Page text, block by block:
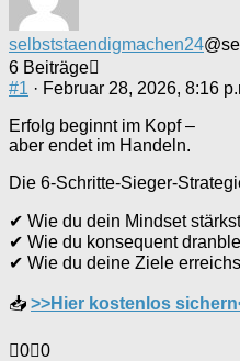
selbststaendigmachen24
6 Beiträge
#1 · Februar 28, 2026, 8:16
Erfolg beginnt im Kopf –
aber endet im Handeln.
Die 6-Schritte-Sieger-
✔ Wie du dein Mindset stärkst
✔ Wie du konsequent
✔ Wie du deine Ziele
📥 >>Hier kostenlos
Anklicken
0 Anklicken
0